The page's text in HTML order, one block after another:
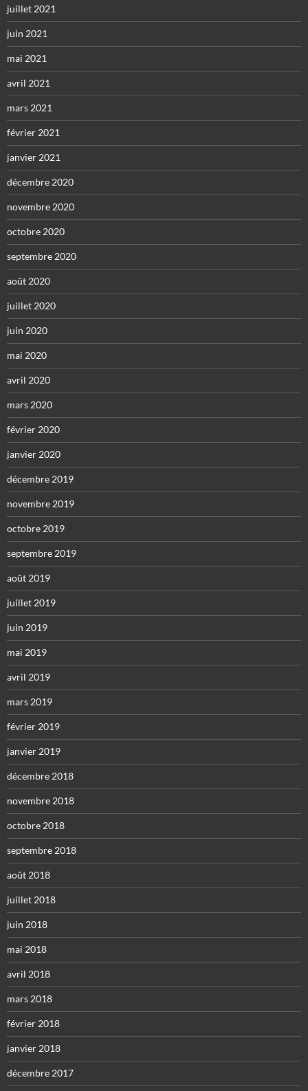
juillet 2021
juin 2021
mai 2021
avril 2021
mars 2021
février 2021
janvier 2021
décembre 2020
novembre 2020
octobre 2020
septembre 2020
août 2020
juillet 2020
juin 2020
mai 2020
avril 2020
mars 2020
février 2020
janvier 2020
décembre 2019
novembre 2019
octobre 2019
septembre 2019
août 2019
juillet 2019
juin 2019
mai 2019
avril 2019
mars 2019
février 2019
janvier 2019
décembre 2018
novembre 2018
octobre 2018
septembre 2018
août 2018
juillet 2018
juin 2018
mai 2018
avril 2018
mars 2018
février 2018
janvier 2018
décembre 2017